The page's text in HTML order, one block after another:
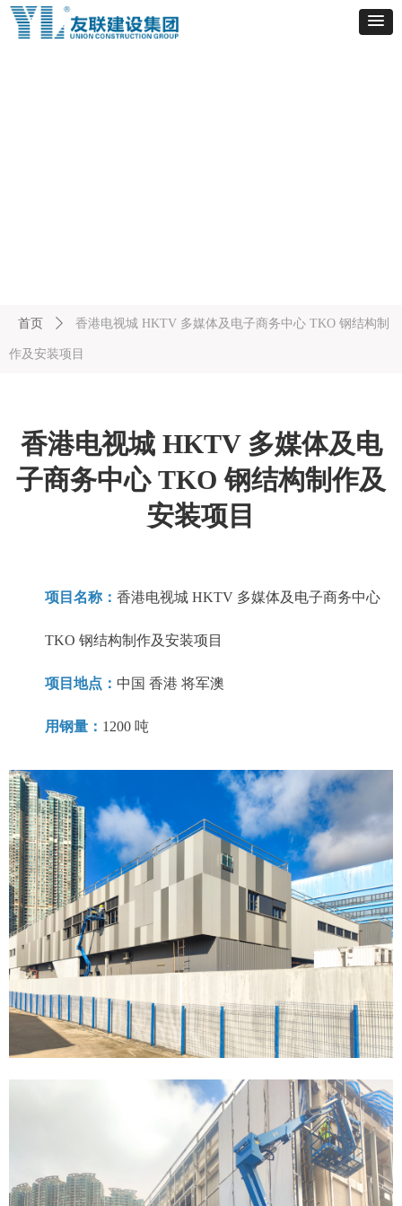
香港电视城 HKTV 多媒体及电
子商务中心 TKO 钢结构制作及
安装项目
项目名称： 香港电视城 HKTV 多媒体及电子商务中心
TKO 钢结构制作及安装项目
项目地点： 中国 香港 将军澳
用钢量： 1200 吨
首页 ꄲ 香港电视城 HKTV 多媒体及电子商务中心 TKO 钢结构制
作及安装项目